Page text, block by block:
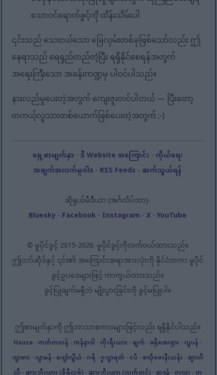
သောဝင်ရောက်ခွင့်ကို ထိန်းသိမ်းပါ
၎င်းသည် သေးငယ်သော ခြေလှမ်းတစ်ခုဖြစ်သော်လည်း ဤ
နေရာသည် ရေရှည်တည်တံ့ပြီး ရရှိနိုင်စေရန်အတွက်
အရေးကြီးသော အခန်းကဏ္ဍမှ ပါဝင်ပါသည်။
နားလည်မှုပေးတဲ့အတွက် ကျေးဇူးတင်ပါတယ် — ပြီးတော့
တကယ့်လူသားတစ်ယောက်ဖြစ်ပေးတဲ့အတွက် ;-)
ရှေ့စာမျက်နှာ-ဒီ Website အကြောင်း-ကိုယ်ရေး
အချက်အလက်မူဝါဒ-RSS Feeds-ဆက်သွယ်ရန်
ဆိုရှယ်မီဒီယာ (အင်္ဂလိပ်သာ)-
Bluesky-Facebook-Instagram-X-YouTube
© မူပိုင်ခွင့် 2015-2026. မူပိုင်ခွင့်ကိုလက်ဝယ်ထားသည်။
ဤဝဘ်ဆိုဒ်နှင့် ၎င်း၏ အကြောင်းအရာအားလုံးကို နိုင်ငံတကာ မူပိုင်
ခွင့်ဥပဒေများဖြင့် ကာကွယ်ထားသည်။
ခွင့်ပြုချက်မရှိဘဲ မျိုးပွားခြင်းကို ခွင့်မပြုပါ။
ဤစာမျက်နှာကို ဤဘာသာစကားများဖြင့်လည်း ရရှိနိုင်ပါသည်။
Hausa-ကတ်တလန်-ကန်နာဒါ-ကိုးရီးယား-ချက်-ခရိုအေးရှား-ဂျပန်-
ဂျာဗား-ဂျာမန်-ဂျော်ဂျီယံ-ဂရိ-ဂူဂျာရတ်-ငပိ-စလိုဗေးနီးယန်း-ဆွာဟီ